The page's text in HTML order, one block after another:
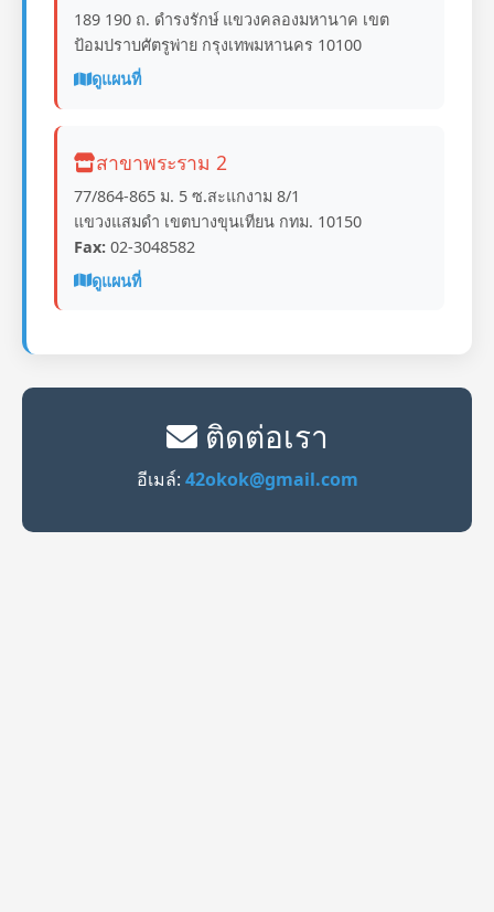
189 190 ถ. ดำรงรักษ์ แขวงคลองมหานาค เขต
ป้อมปราบศัตรูพ่าย กรุงเทพมหานคร 10100
ดูแผนที่
สาขาพระราม 2
77/864-865 ม. 5 ซ.สะแกงาม 8/1
แขวงแสมดำ เขตบางขุนเทียน กทม. 10150
Fax: 02-3048582
ดูแผนที่
ติดต่อเรา
อีเมล์: 42okok@gmail.com